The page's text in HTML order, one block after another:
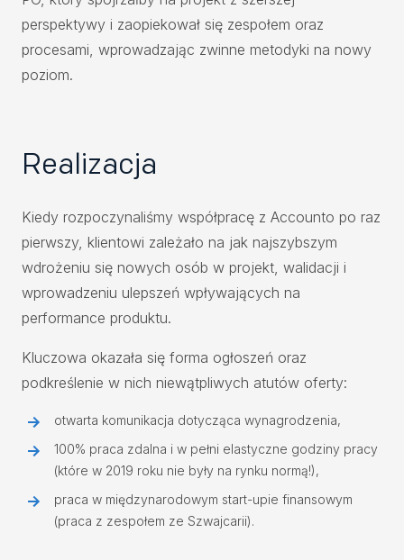
perspektywy i zaopiekował się zespołem oraz
procesami, wprowadzając zwinne metodyki na nowy
poziom.
Realizacja
Kiedy rozpoczynaliśmy współpracę z Accounto po raz
pierwszy, klientowi zależało na jak najszybszym
wdrożeniu się nowych osób w projekt, walidacji i
wprowadzeniu ulepszeń wpływających na
performance produktu.
Kluczowa okazała się forma ogłoszeń oraz
podkreślenie w nich niewątpliwych atutów oferty:
otwarta komunikacja dotycząca wynagrodzenia,
100% praca zdalna i w pełni elastyczne godziny pracy
(które w 2019 roku nie były na rynku normą!),
praca w międzynarodowym start-upie finansowym
(praca z zespołem ze Szwajcarii).